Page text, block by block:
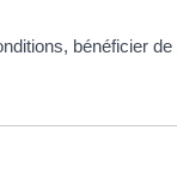
bénéficier de